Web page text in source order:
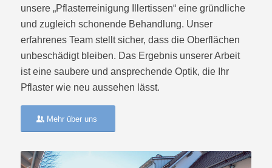
unsere „Pflasterreinigung Illertissen“ eine gründliche
und zugleich schonende Behandlung. Unser
erfahrenes Team stellt sicher, dass die Oberflächen
unbeschädigt bleiben. Das Ergebnis unserer Arbeit
ist eine saubere und ansprechende Optik, die Ihr
Pflaster wie neu aussehen lässt.
Mehr über uns